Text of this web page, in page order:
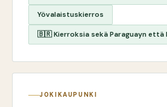
Yövalaistuskierros
🇧🇷 Kierroksia sekä Paraguayn että
JOKIKAUPUNKI